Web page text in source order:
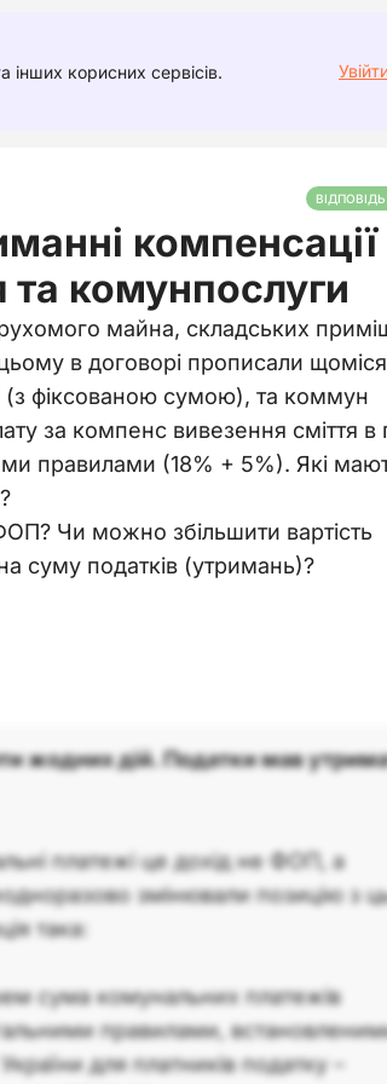
корисних сервісів.
компенсації
та комунпослуги
майна, складських
в договорі прописали
(з фіксованою сумою), та коммун
за компенс вивезення сміття в
правилами (18% + 5%). Які
Чи можно збільшити вартість
суму податків (утримань)?
жодних дій. Податки мав
платежі це дохід не ФОП, а
змінювали позицію з
така:
сума комунальних платежів
правилами,
для платників податку –